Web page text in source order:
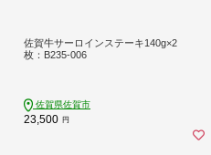
佐賀牛サーロインステーキ140g×2
枚：B235-006
佐賀県佐賀市
23,500 円